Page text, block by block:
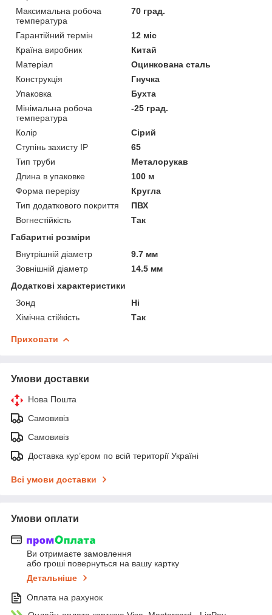
Максимальна робоча
температура
70 град.
Гарантійний термін
12 міс
Країна виробник
Китай
Матеріал
Оцинкована сталь
Конструкція
Гнучка
Упаковка
Бухта
Мінімальна робоча
температура
-25 град.
Колір
Сірий
Ступінь захисту IP
65
Тип труби
Металорукав
Длина в упаковке
100 м
Форма перерізу
Кругла
Тип додаткового покриття
ПВХ
Вогнестійкість
Так
Габаритні розміри
Внутрішній діаметр
9.7 мм
Зовнішній діаметр
14.5 мм
Додаткові характеристики
Зонд
Ні
Хімічна стійкість
Так
Приховати
Умови доставки
Нова Пошта
Самовивіз
Самовивіз
Доставка кур’єром по всій території Україні
Всі умови доставки
Умови оплати
Ви отримаєте замовлення
або гроші повернуться на вашу картку
Детальніше
Оплата на рахунок